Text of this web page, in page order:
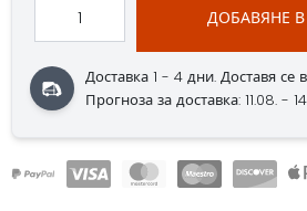
ДОБАВЯНЕ
Доставка 1 - 4 дни.Доставя се
Прогноза за доставка: 11.08. -